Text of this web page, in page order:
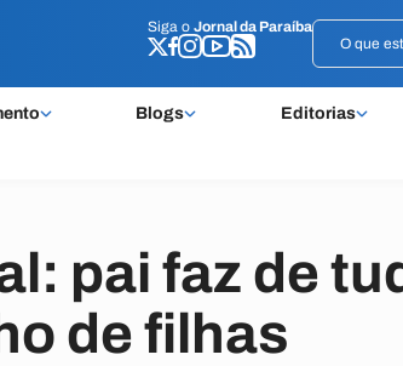
Siga o Jornal da Paraíba
Blogs Editorias
Siga o Jornal da Paraíba
pai faz de
de filhas